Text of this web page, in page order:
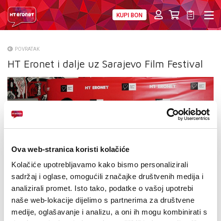
Ova web-stranica koristi kolačiće
Kolačiće upotrebljavamo kako bismo personalizirali
sadržaj i oglase, omogućili značajke društvenih medija i
analizirali promet. Isto tako, podatke o vašoj upotrebi
naše web-lokacije dijelimo s partnerima za društvene
medije, oglašavanje i analizu, a oni ih mogu kombinirati s
KUPI BON
O NAMA
PRESS
NATJEČAJI
VELEPRODAJA
KONTAKTI
MOJ PROFIL
E-RAČUN
POVRATAK
HT Eronet i dalje uz Sarajevo Film Festival